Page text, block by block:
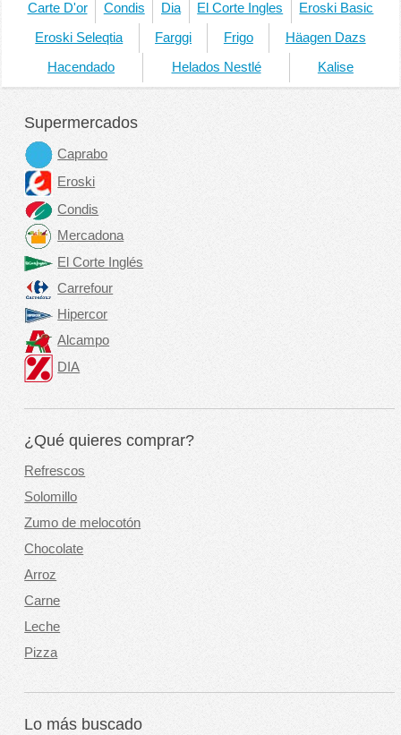
Carte D'or Condis Dia El Corte Ingles Eroski Basic
Eroski Seleqtia Farggi Frigo Häagen Dazs
Hacendado Helados Nestlé Kalise
Supermercados
Caprabo
Eroski
Condis
Mercadona
El Corte Inglés
Carrefour
Hipercor
Alcampo
DIA
¿Qué quieres comprar?
Refrescos
Solomillo
Zumo de melocotón
Chocolate
Arroz
Carne
Leche
Pizza
Lo más buscado